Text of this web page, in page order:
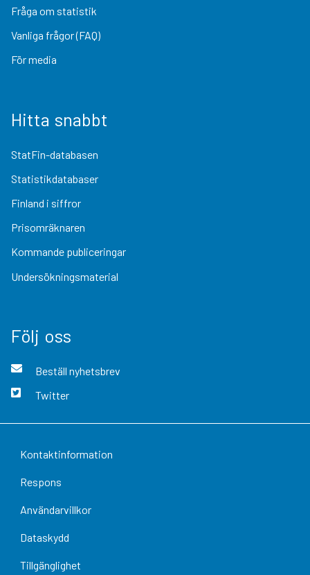
Fråga om statistik
Vanliga frågor (FAQ)
För media
Hitta snabbt
StatFin-databasen
Statistikdatabaser
Finland i siffror
Prisomräknaren
Kommande publiceringar
Undersökningsmaterial
Följ oss
Beställ nyhetsbrev
Twitter
Kontaktinformation
Respons
Användarvillkor
Dataskydd
Tillgänglighet